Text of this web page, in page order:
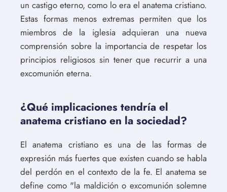
un castigo eterno, como lo era el anatema cristiano.
Estas formas menos extremas permiten que los
miembros de la iglesia adquieran una nueva
comprensión sobre la importancia de respetar los
principios religiosos sin tener que recurrir a una
excomunión eterna.
¿Qué implicaciones tendría el
anatema cristiano en la sociedad?
El anatema cristiano es una de las formas de
expresión más fuertes que existen cuando se habla
del perdón en el contexto de la fe. El anatema se
define como "la maldición o excomunión solemne